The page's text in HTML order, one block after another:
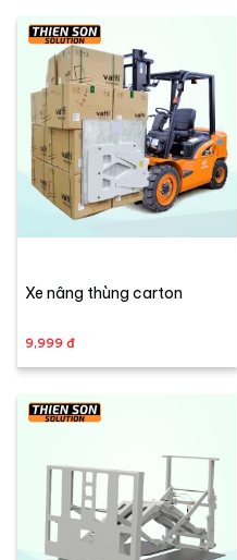
Xe nâng thùng carton
9,999 đ